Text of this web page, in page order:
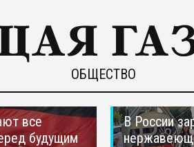
ОБЩЕСТВО
все
будущим
В России